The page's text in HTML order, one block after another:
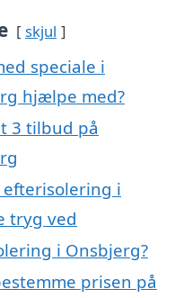
skjul
speciale i
hjælpe med?
3 tilbud på
i
tryg ved
i Onsbjerg?
prisen på